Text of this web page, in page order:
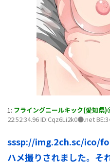
1: フライングニールキック(愛知県
22:52:34.96 ID:Cqz6Li2k0●.net
sssp://img.2ch.sc/ico/
ハメ撮りされました。そ